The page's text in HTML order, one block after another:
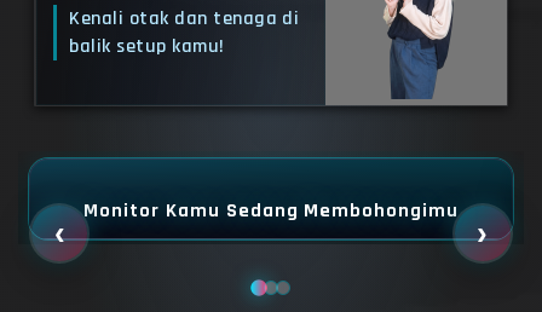
Kenali otak dan tenaga di
balik setup kamu!
‹
Monitor Kamu Sedang Membohongimu
›